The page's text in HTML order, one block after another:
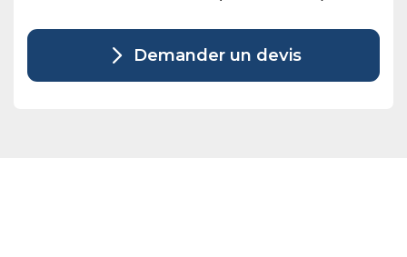
Demander un devis